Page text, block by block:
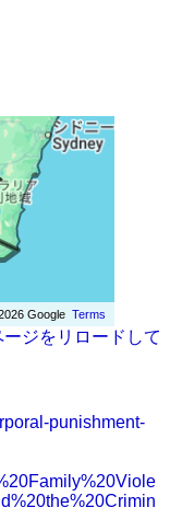
GoogleTerms
ジをリロードして
punishment-